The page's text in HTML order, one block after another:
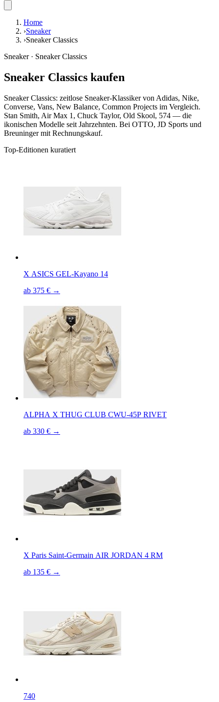
Home
›Sneaker
›Sneaker Classics
Sneaker · Sneaker Classics
Sneaker Classics kaufen
Sneaker Classics: zeitlose Sneaker-Klassiker von Adidas, Nike,
Converse, Vans, New Balance, Common Projects im Vergleich.
Stan Smith, Air Max 1, Chuck Taylor, Old Skool, 574 — die
ikonischen Modelle seit Jahrzehnten. Bei OTTO, JD Sports und
Breuninger mit Rechnungskauf.
Top-Editionen kuratiert
X ASICS GEL-Kayano 14
ab 375 € →
ALPHA X THUG CLUB CWU-45P RIVET
ab 330 € →
X Paris Saint-Germain AIR JORDAN 4 RM
ab 135 € →
740